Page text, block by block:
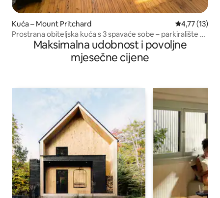
Kuća – Mount Pritchard Prosječna
4,77 (13)
Prostrana obiteljska kuća s 3 spavaće sobe – parkiralište –
u blizini Liverpoola
Maksimalna udobnost i povoljne
mjesečne cijene